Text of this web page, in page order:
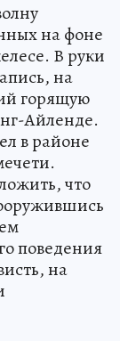
на фоне
В руки
на
горящую
Айленде.
в районе
что
поведения
на